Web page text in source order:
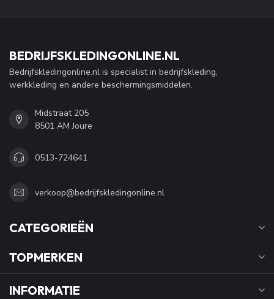
BEDRIJFSKLEDINGONLINE.NL
Bedrijfskledingonline.nl is specialist in bedrijfskleding,
werkkleding en andere beschermingsmiddelen.
Midstraat 205
8501 AM Joure
0513-724641
verkoop@bedrijfskledingonline.nl
CATEGORIEËN
TOPMERKEN
INFORMATIE